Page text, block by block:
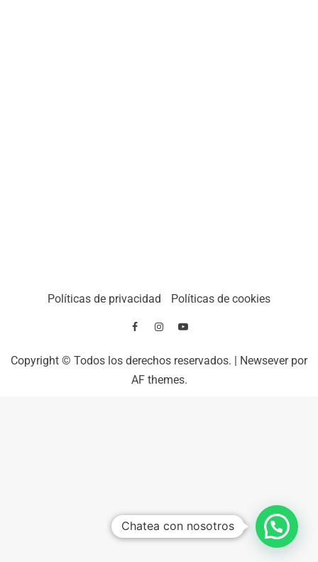
Políticas de privacidad Políticas de cookies
Copyright © Todos los derechos reservados. | Newseverpor
AF themes.
Chatea con nosotros